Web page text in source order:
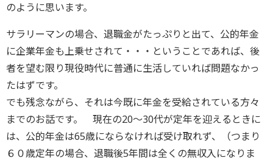
のように思います。
サラリーマンの場合、退職金がたっぷりと出て、公的年金
に企業年金も上乗せされて・・・ということであれば、後
者を望む限り現役時代に普通に生活していれば問題なかっ
たはずです。
でも残念ながら、それは今既に年金を受給されている方々
までのお話です。 現在の20〜30代が定年を迎えるときに
は、公的年金は65歳にならなければ受け取れず、（つまり
６０歳定年の場合、退職後5年間は全くの無収入になりま